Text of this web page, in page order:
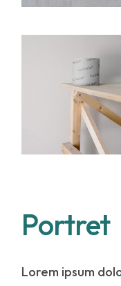
Portret
Lorem ipsum